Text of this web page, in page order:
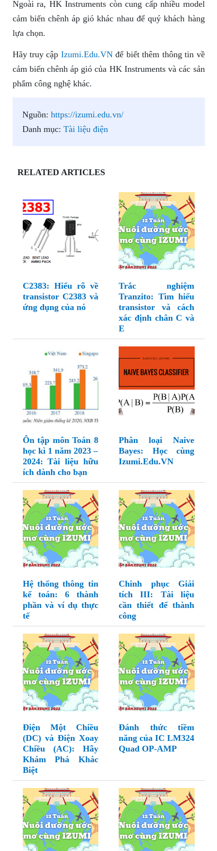
Ngoài ra, HK Instruments còn cung cấp nhiều model
cảm biến chênh áp gió khác nhau để quý khách hàng
lựa chọn.
Hãy truy cập Izumi.Edu.VNđể biết thêm thông tin về
cảm biến chênh áp gió của HK Instruments và các sản
phẩm công nghệ khác.
Nguồn: https://izumi.edu.vn/
Danh mục: Tài liệu điện
RELATED ARTICLES
C2383: Hiểu rõ về
transistor C2383 và
ứng dụng của nó
Trắc nghiệm
Tranzito: Tìm hiểu
transistor và cách
xác định chân C và
E
Ôn tập môn Toán 8
học kì 1 năm 2023 –
2024: Tài liệu hữu
ích dành cho bạn
Phân loại Naive
Bayes: Học cùng
Izumi.Edu.VN
Hệ thống thông tin
kế toán: 6 thành
phần và ví dụ thực
tế
Chinh phục Giải
tích III: Tài liệu
cần thiết để thành
công
Điện Một Chiều
(DC) và Điện Xoay
Chiều (AC): Hãy
Khám Phá Khác
Biệt
Đánh thức tiềm
năng của IC LM324
Quad OP-AMP